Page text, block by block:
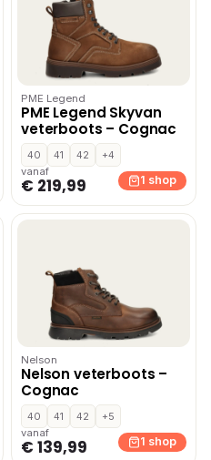
PME Legend
PME Legend Skyvan
veterboots – Cognac
40 41 42
+4
vanaf
€ 219,99 1 shop
Nelson
Nelson veterboots –
Cognac
40 41 42
+5
vanaf
€ 139,99 1 shop